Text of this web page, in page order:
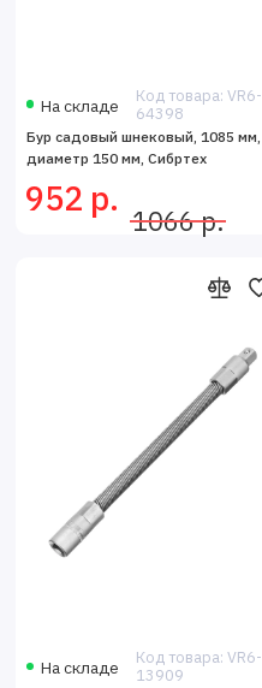
На складе
Код товара: VR6-
64398
Бур садовый шнековый, 1085 мм,
диаметр 150 мм, Сибртех
952 р.
1066 р.
На складе
Код товара: VR6-
13909